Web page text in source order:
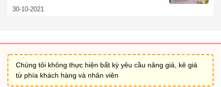
30-10-2021
Chúng tôi không thực hiện bất kỳ yêu cầu nâng giá, kê giá
từ phía khách hàng và nhân viên